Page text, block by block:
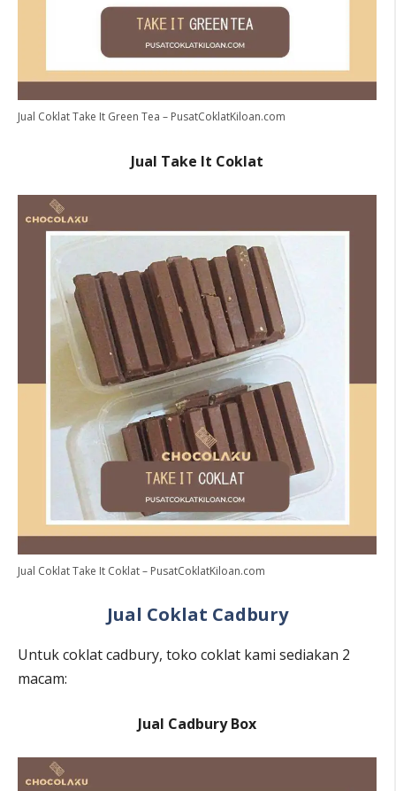
Jual Coklat Take It Green Tea – PusatCoklatKiloan.com
Jual Take It Coklat
Jual Coklat Take It Coklat – PusatCoklatKiloan.com
Jual Coklat Cadbury
Untuk coklat cadbury, toko coklat kami sediakan 2
macam:
Jual Cadbury Box